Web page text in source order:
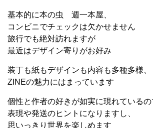
基本的に本の虫 週一本屋、
コンビニでチェックは欠かせません
旅行でも絶対訪れますが
最近はデザイン寄りがお好み
装丁も紙もデザインも内容も多種多様、
ZINEの魅力にはまっています
個性と作者の好きが如実に現れているの
表現や発送のヒントになりますし、
思いっきり世界を楽しめます